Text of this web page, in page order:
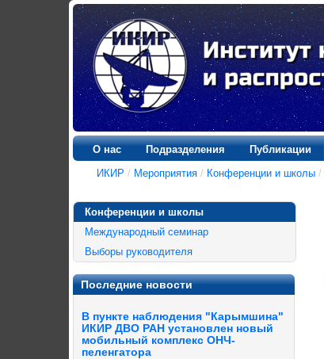
О нас Подразделения Публикации
ИКИР / Мероприятия / Конференции и школы /
Конференции и школы
Международный семинар
Выборы руководителя
Последние новости
В пункте наблюдения "Карымшина"
ИКИР ДВО РАН установлен новый
мобильный комплекс ОНЧ-
пеленгатора